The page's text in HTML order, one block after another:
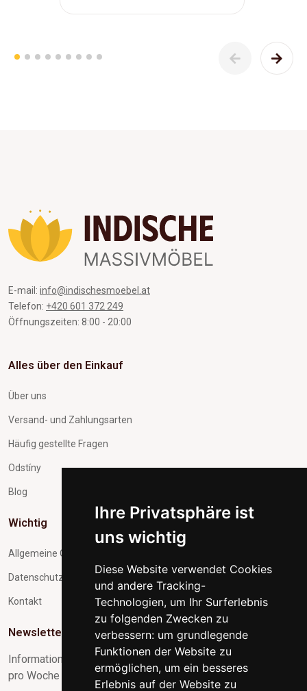
Ihre Privatsphäre ist
uns wichtig
Diese Website verwendet Cookies
und andere Tracking-
Technologien, um Ihr Surferlebnis
zu folgenden Zwecken zu
verbessern: um grundlegende
Funktionen der Website zu
ermöglichen, um ein besseres
Erlebnis auf der Website zu
E-mail: info@indischesmoebel.at
Telefon: +420 601 372 249
Öffnungszeiten: 8:00 - 20:00
Alles über den Einkauf
Über uns
Versand- und Zahlungsarten
Häufig gestellte Fragen
Odstíny
Blog
Wichtig
Allgemeine Geschäftsbedingungen
Datenschutz und Verarbeitung personenbezogener Daten
Kontakt
Newsletter-Abonnement
Informationen zu Neuigkeiten und nützliche Tipps max. 1x
pro Woche